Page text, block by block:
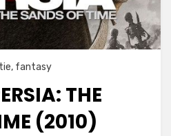
, fantasy
THE
(2010)